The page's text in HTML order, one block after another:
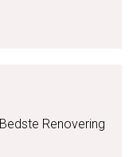
Renovering